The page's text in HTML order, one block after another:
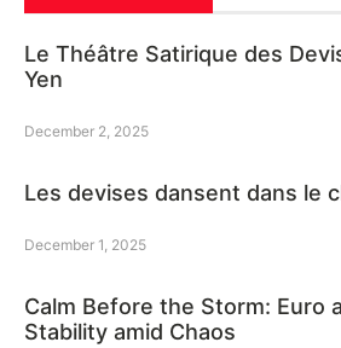
Le Théâtre Satirique des
Yen
December 2, 2025
Les devises dansent dans le
December 1, 2025
Calm Before the Storm: Euro
Stability amid Chaos